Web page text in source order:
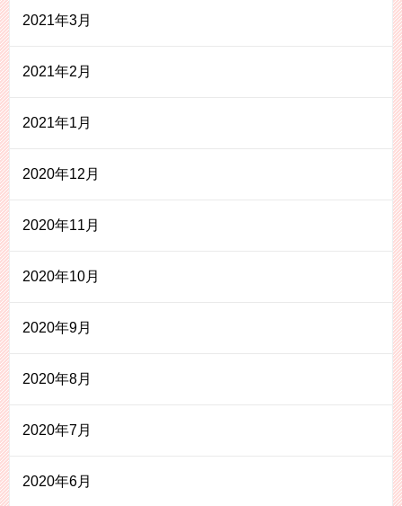
2021年3月
2021年2月
2021年1月
2020年12月
2020年11月
2020年10月
2020年9月
2020年8月
2020年7月
2020年6月